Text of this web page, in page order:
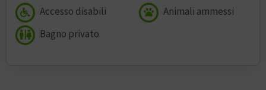
Accesso disabili
Animali ammessi
Bagno privato